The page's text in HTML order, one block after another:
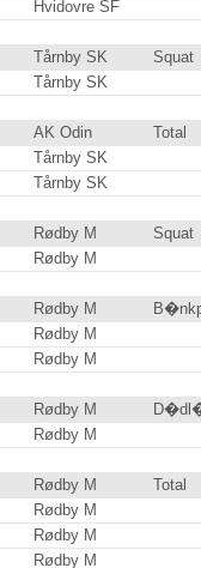
Hvidovre SF
Tårnby SK
Squat
Tårnby SK
AK Odin
Total
Tårnby SK
Tårnby SK
Rødby M
Squat
Rødby M
Rødby M
Rødby M
Rødby M
Rødby M
Rødby M
Rødby M
Total
Rødby M
Rødby M
Rødby M